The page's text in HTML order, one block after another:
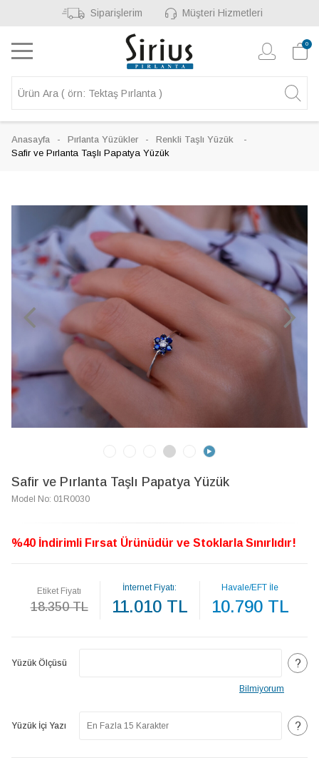
Siparişlerim Müşteri Hizmetleri
0
Anasayfa Pırlanta Yüzükler
Renkli Taşlı Yüzük
Safir ve Pırlanta Taşlı Papatya Yüzük
Safir ve Pırlanta Taşlı Papatya Yüzük
Model No: 01R0030
%40 İndirimli Fırsat Ürünüdür ve Stoklarla Sınırlıdır!
Etiket Fiyatı
18.350 TL
İnternet Fiyatı:
11.010 TL
Havale/EFT İle
10.790 TL
Yüzük Ölçüsü ?
Bilmiyorum
Yüzük İçi Yazı ?